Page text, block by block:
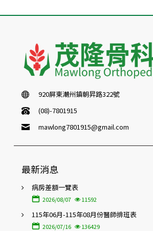
920屏東潮州鎮朝昇路322號
(08)-7801915
mawlong7801915@gmail.com
最新消息
病房差額一覽表
2026/08/07 11592
115年06月-115年08月份醫師排班表
2026/07/16 136429